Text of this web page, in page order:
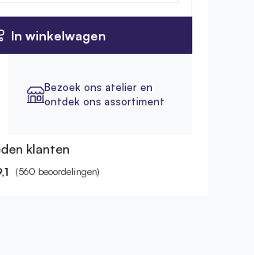
In winkelwagen
Bezoek ons atelier en
ontdek ons assortiment
klanten
(560 beoordelingen)